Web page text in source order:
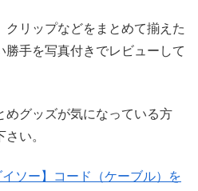
リップなどをまとめて揃えた
手を写真付きでレビューして
めグッズが気になっている方
い。
イソー】コード（ケーブル）を